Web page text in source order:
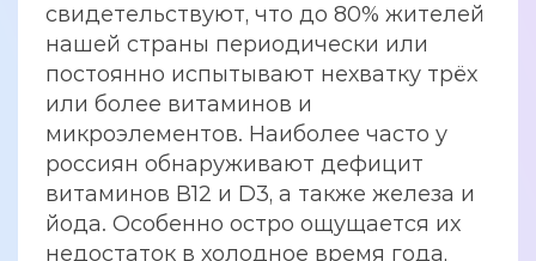
свидетельствуют, что до 80% жителей
нашей страны периодически или
постоянно испытывают нехватку трёх
или более витаминов и
микроэлементов. Наиболее часто у
россиян обнаруживают дефицит
витаминов В12 и D3, а также железа и
йода. Особенно остро ощущается их
недостаток в холодное время года,